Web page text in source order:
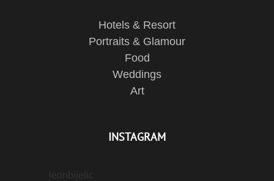
Hotels & Resort
Portraits & Glamour
Food
Weddings
Art
INSTAGRAM